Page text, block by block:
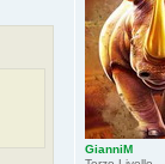
GianniM